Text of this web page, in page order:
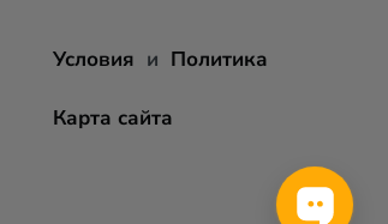
Условия и Политика
Карта сайта